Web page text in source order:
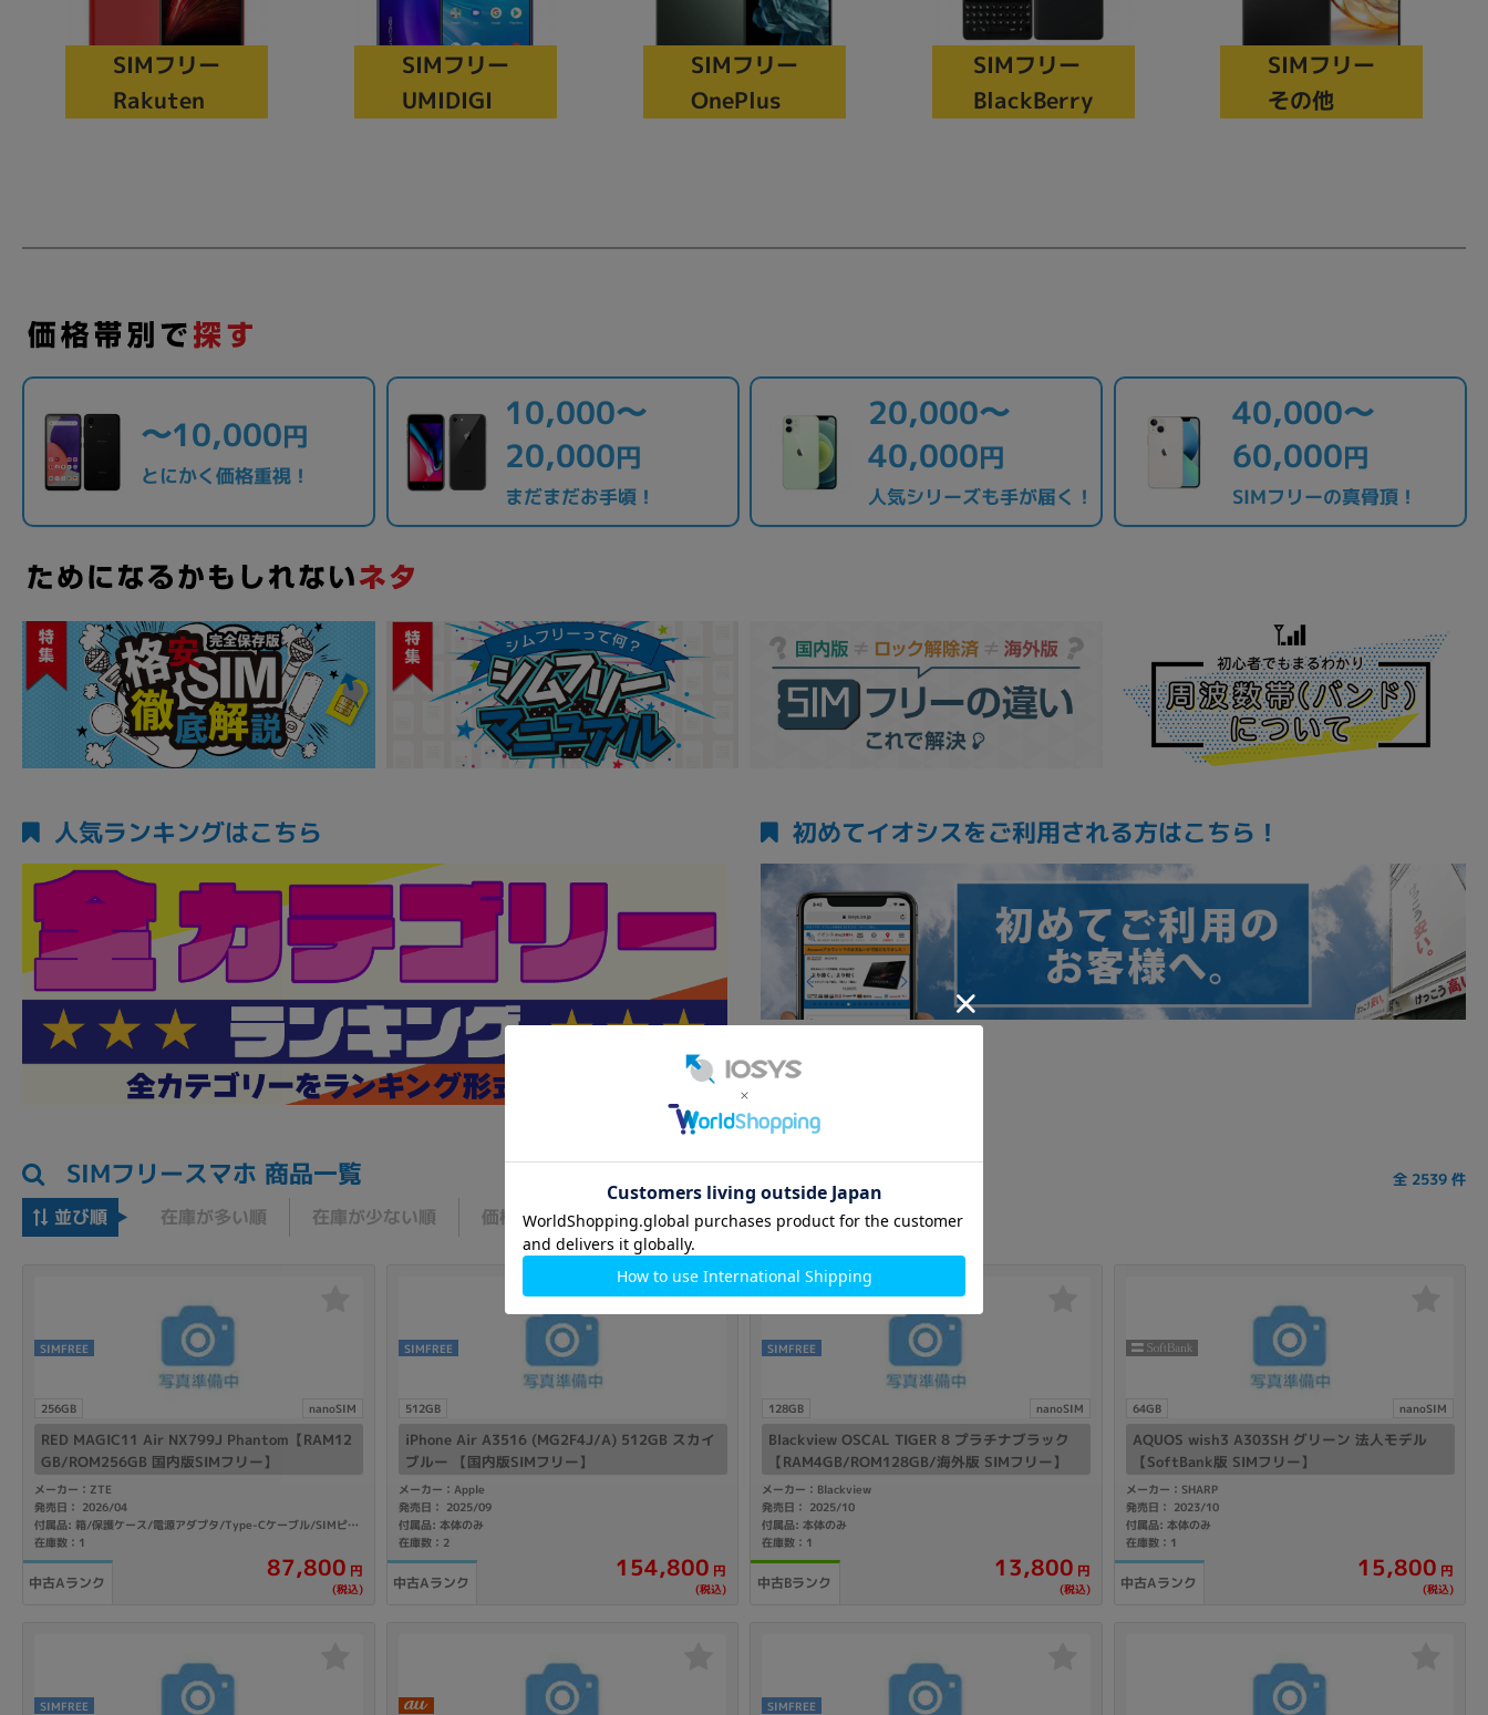
SIMフリー
Rakuten
SIMフリー
UMIDIGI
SIMフリー
OnePlus
SIMフリー
BlackBerry
SIMフリー
その他
〜10,000円
とにかく価格重視！
10,000〜
20,000円
まだまだお手頃！
20,000〜
40,000円
人気シリーズも手が届く！
40,000〜
60,000円
SIMフリーの真骨頂！
人気ランキングはこちら 初めてイオシスをご利用される方はこちら！
SIMフリースマホ 商品一覧 全 2539件
並び順 在庫が多い順 在庫が少ない順 価格が安い順 価格が高い順
256GB nanoSIM
SIMFREE
RED MAGIC11 Air NX799J Phantom【RAM12
GB/ROM256GB 国内版SIMフリー】
メーカー：ZTE
発売日： 2026/04
付属品: 箱/保護ケース/電源アダプタ/Type-Cケーブル/SIMピン/取扱説明書
在庫数：1
中古Aランク
87,800 円
(税込)
512GB
SIMFREE
iPhone Air A3516 (MG2F4J/A) 512GB スカイ
ブルー 【国内版SIMフリー】
メーカー：Apple
発売日： 2025/09
付属品: 本体のみ
在庫数：2
中古Aランク
154,800 円
(税込)
128GB nanoSIM
SIMFREE
Blackview OSCAL TIGER 8 プラチナブラック
【RAM4GB/ROM128GB/海外版 SIMフリー】
メーカー：Blackview
発売日： 2025/10
付属品: 本体のみ
在庫数：1
中古Bランク
13,800 円
(税込)
64GB nanoSIM
AQUOS wish3 A303SH グリーン 法人モデル
【SoftBank版 SIMフリー】
メーカー：SHARP
発売日： 2023/10
付属品: 本体のみ
在庫数：1
中古Aランク
15,800 円
(税込)
SIMFREE SIMFREE
円 ～ 月 から
年 月 まで